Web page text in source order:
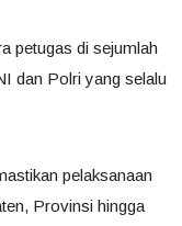
petugas di sejumlah
dan Polri yang selalu
pelaksanaan
Provinsi hingga